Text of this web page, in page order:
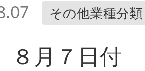
その他業種分類
月７日付